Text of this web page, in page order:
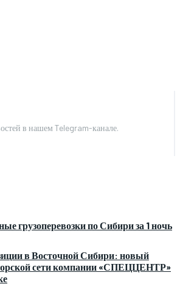
в нашем Telegram-канале.
грузоперевозки по Сибири за 1 ночь
в Восточной Сибири: новый
сети компании «СПЕЦЦЕНТР»